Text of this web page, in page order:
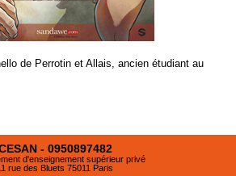
de Perrotin et Allais, ancien étudiant au
- 0950897482
d'enseignement supérieur privé
rue des Bluets 75011 Paris